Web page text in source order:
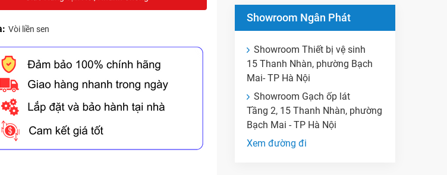
Vòi liền sen
Showroom Ngân Phát
Showroom Thiết bị vệ sinh
15 Thanh Nhàn, phường Bạch
Mai- TP Hà Nội
Showroom Gạch ốp lát
Tầng 2, 15 Thanh Nhàn, phường
Bạch Mai - TP Hà Nội
Xem đường đi